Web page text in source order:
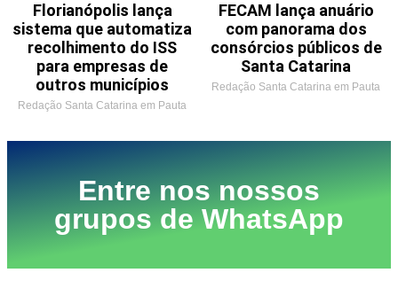
Florianópolis lança
sistema que automatiza
recolhimento do ISS
para empresas de
outros municípios
Redação Santa Catarina em Pauta
FECAM lança anuário
com panorama dos
consórcios públicos de
Santa Catarina
Redação Santa Catarina em Pauta
Entre nos nossos
grupos de WhatsApp